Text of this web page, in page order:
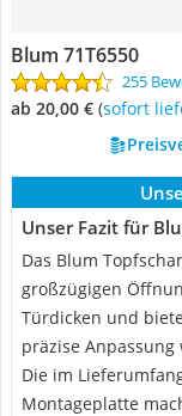
Blum 71T6550
255
ab 20,00 € ( Sofort
Unser Fazit für
Das Blum
großzügigen
Türdicken und
präzise
Die im
Montageplatte